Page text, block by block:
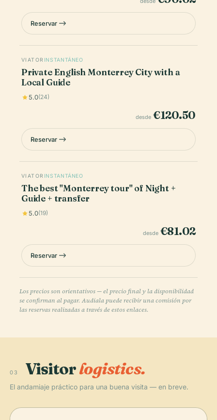
Reservar
VIATOR INSTANTÁNEO
Private English Monterrey City with a
Local Guide
5.0(24)
desde €120.50
Reservar
VIATOR INSTANTÁNEO
The best "Monterrey tour" of Night +
Guide + transfer
5.0(19)
desde €81.02
Reservar
Los precios son orientativos — el precio final y la disponibilidad
se confirman al pagar. Audiala puede recibir una comisión por
las reservas realizadas a través de estos enlaces.
03 Visitorlogistics.
El andamiaje práctico para una buena visita — en breve.